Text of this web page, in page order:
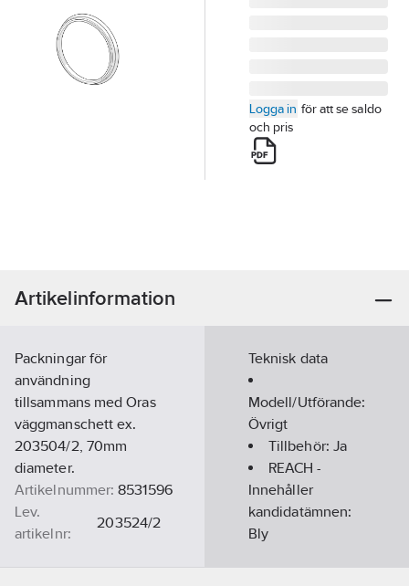
Logga in för att se saldo
och pris
Artikelinformation
Packningar för
användning
tillsammans med Oras
väggmanschett ex.
203504/2, 70mm
diameter.
Artikelnummer: 8531596
Lev.
artikelnr:
203524/2
6414150032615
Teknisk data
Modell/Utförande:
Övrigt
Tillbehör: Ja
REACH -
Innehåller
kandidatämnen:
Bly